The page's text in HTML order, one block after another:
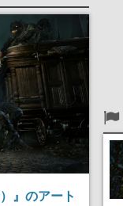
』のアート